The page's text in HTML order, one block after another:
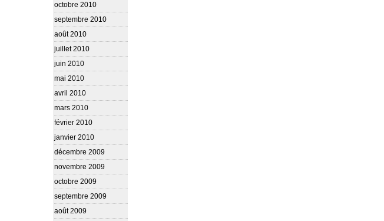
octobre 2010
septembre 2010
août 2010
juillet 2010
juin 2010
mai 2010
avril 2010
mars 2010
février 2010
janvier 2010
décembre 2009
novembre 2009
octobre 2009
septembre 2009
août 2009